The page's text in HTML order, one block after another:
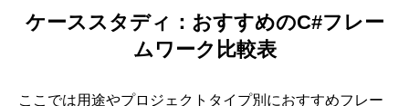
ケーススタディ：おすすめのC#フレー
ムワーク比較表
ここでは用途やプロジェクトタイプ別におすすめフレー